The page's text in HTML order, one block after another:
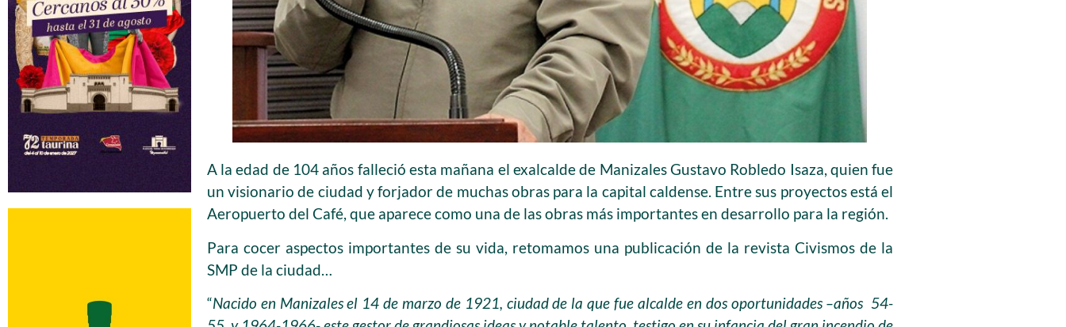
A la edad de 104 años falleció esta mañana el exalcalde de Manizales Gustavo Robledo Isaza, quien fue
un visionario de ciudad y forjador de muchas obras para la capital caldense. Entre sus proyectos está el
Aeropuerto del Café, que aparece como una de las obras más importantes en desarrollo para la región.
Para cocer aspectos importantes de su vida, retomamos una publicación de la revista Civismos de la
SMP de la ciudad…
“Nacido en Manizales el 14 de marzo de 1921, ciudad de la que fue alcalde en dos oportunidades –años 54-